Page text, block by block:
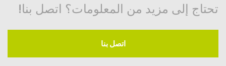
تحتاج إلى مزيد من المعلومات؟ اتصل بنا!
اتصل بنا